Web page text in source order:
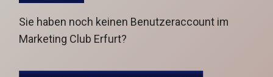
Sie haben noch keinen Benutzeraccount im
Marketing Club Erfurt?